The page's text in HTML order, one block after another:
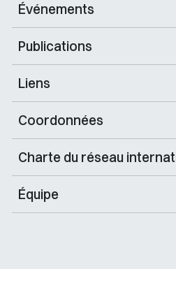
Événements
Publications
Liens
Coordonnées
Charte du réseau
Équipe